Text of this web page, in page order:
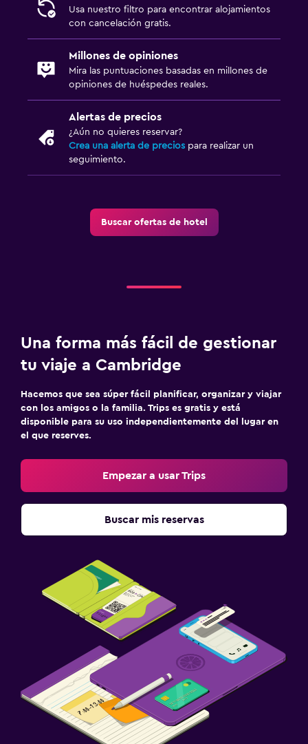
Usa nuestro filtro para encontrar alojamientos
con cancelación gratis.
Millones de opiniones
Mira las puntuaciones basadas en millones de
opiniones de huéspedes reales.
Alertas de precios
¿Aún no quieres reservar?
Crea una alerta de precios para realizar un
seguimiento.
Buscar ofertas de hotel
Una forma más fácil de gestionar
tu viaje a Cambridge
Hacemos que sea súper fácil planificar, organizar y viajar
con los amigos o la familia. Trips es gratis y está
disponible para su uso independientemente del lugar en
el que reserves.
Empezar a usar Trips
Buscar mis reservas